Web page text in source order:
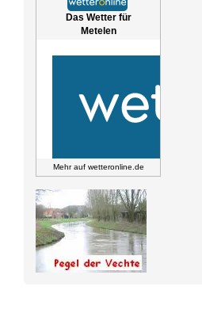
Das Wetter für
Metelen
Mehr auf wetteronline.de